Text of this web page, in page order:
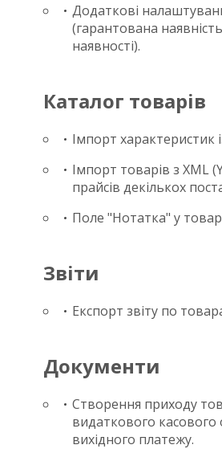
Додаткові
(гарантована
наявності).
Каталог товарів
Імпорт характеристик
Імпорт товарів з XML
прайсів декількох
Поле "Нотатка" у
Звіти
Експорт звіту по
Документи
Створення приходу
видаткового касового
вихідного платежу.